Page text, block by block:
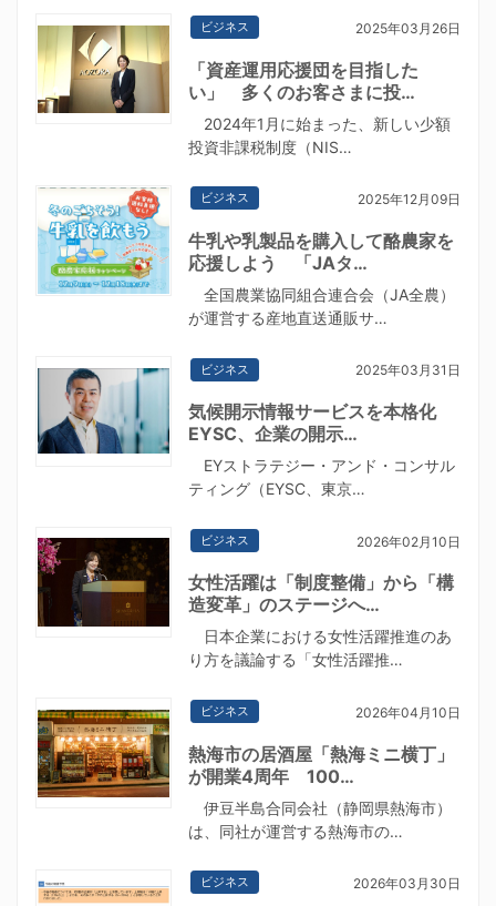
ビジネス 2025年03月26日
「資産運用応援団を目指した
い」 多くのお客さまに投…
2024年1月に始まった、新しい少額
投資非課税制度（NIS…
ビジネス 2025年12月09日
牛乳や乳製品を購入して酪農家を
応援しよう 「JAタ…
全国農業協同組合連合会（JA全農）
が運営する産地直送通販サ…
ビジネス 2025年03月31日
気候開示情報サービスを本格化
EYSC、企業の開示…
EYストラテジー・アンド・コンサル
ティング（EYSC、東京…
ビジネス 2026年02月10日
女性活躍は「制度整備」から「構
造変革」のステージへ…
日本企業における女性活躍推進のあ
り方を議論する「女性活躍推…
ビジネス 2026年04月10日
熱海市の居酒屋「熱海ミニ横丁」
が開業4周年 100…
伊豆半島合同会社（静岡県熱海市）
は、同社が運営する熱海市の…
ビジネス 2026年03月30日